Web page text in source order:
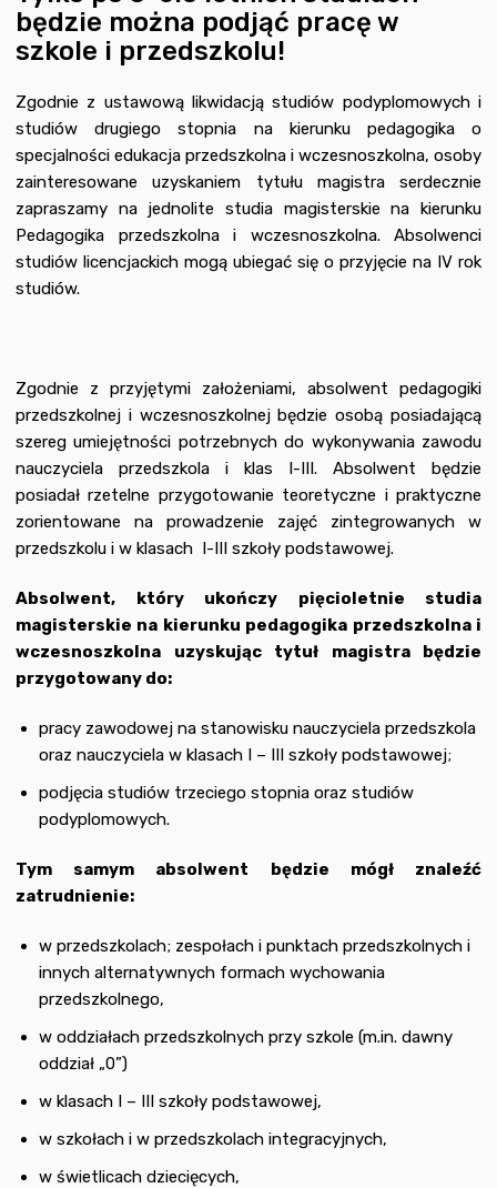
będzie można podjąć pracę w
szkole i przedszkolu!
Zgodnie z ustawową likwidacją studiów podyplomowych i
studiów drugiego stopnia na kierunku pedagogika o
specjalności edukacja przedszkolna i wczesnoszkolna, osoby
zainteresowane uzyskaniem tytułu magistra serdecznie
zapraszamy na jednolite studia magisterskie na kierunku
Pedagogika przedszkolna i wczesnoszkolna. Absolwenci
studiów licencjackich mogą ubiegać się o przyjęcie na IV rok
studiów.
Zgodnie z przyjętymi założeniami, absolwent pedagogiki
przedszkolnej i wczesnoszkolnej będzie osobą posiadającą
szereg umiejętności potrzebnych do wykonywania zawodu
nauczyciela przedszkola i klas I-III. Absolwent będzie
posiadał rzetelne przygotowanie teoretyczne i praktyczne
zorientowane na prowadzenie zajęć zintegrowanych w
przedszkolu i w klasach I-III szkoły podstawowej.
Absolwent, który ukończy pięcioletnie studia
magisterskie na kierunku pedagogika przedszkolna i
wczesnoszkolna uzyskując tytuł magistra będzie
przygotowany do:
pracy zawodowej na stanowisku nauczyciela przedszkola
oraz nauczyciela w klasach I – III szkoły podstawowej;
podjęcia studiów trzeciego stopnia oraz studiów
podyplomowych.
Tym samym absolwent będzie mógł znaleźć
zatrudnienie:
w przedszkolach; zespołach i punktach przedszkolnych i
innych alternatywnych formach wychowania
przedszkolnego,
w oddziałach przedszkolnych przy szkole (m.in. dawny
oddział „0”)
w klasach I – III szkoły podstawowej,
w szkołach i w przedszkolach integracyjnych,
w świetlicach dziecięcych,